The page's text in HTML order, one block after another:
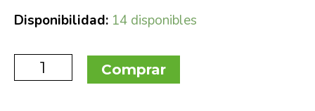
Disponibilidad: 14 disponibles
Comprar